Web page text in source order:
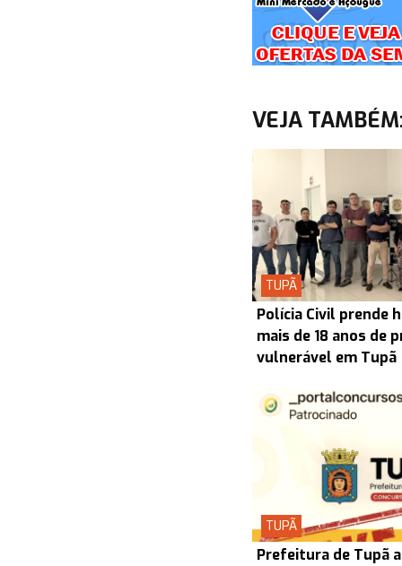
VEJA
TUPÃ
Polícia Civil prende
mais de 18 anos de
vulnerável em Tupã
TUPÃ
Prefeitura de Tupã